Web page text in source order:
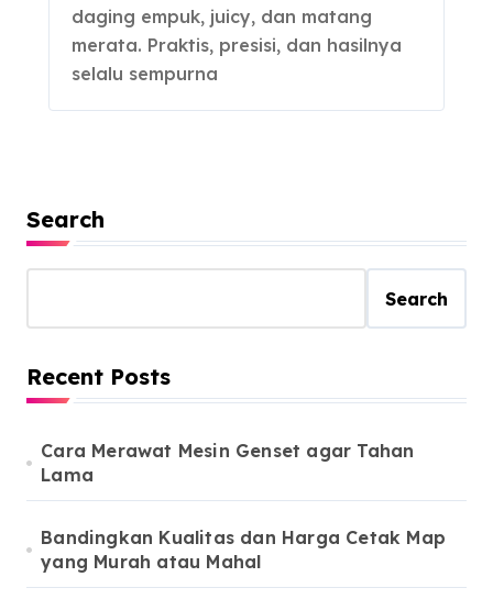
daging empuk, juicy, dan matang
merata. Praktis, presisi, dan hasilnya
selalu sempurna
Search
Search
Recent Posts
Cara Merawat Mesin Genset agar Tahan
Lama
Bandingkan Kualitas dan Harga Cetak Map
yang Murah atau Mahal